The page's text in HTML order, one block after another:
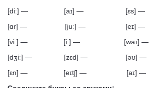
[diː] — [aɪ] — [ɛs] —
[ɑr] — [juː] — [eɪ] —
[viː] — [iː] — [waɪ] —
[dʒiː] — [zɛd] — [əʊ] —
[ɛn] — [eɪtʃ] — [aɪ] —